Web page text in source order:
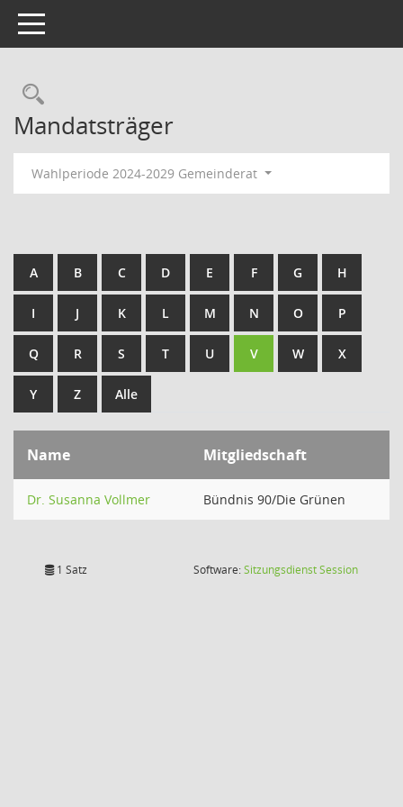
Toggle navigation
Rechercheauswahl
Mandatsträger
Wahlperiode 2024-2029 Gemeinderat
A B C D E F G H
I J K L M N O P
Q R S T U V W X
Y Z Alle
Name Mitgliedschaft
Dr. Susanna Vollmer Bündnis 90/Die Grünen
1 Satz Software:SitzungsdienstSession(Wird in